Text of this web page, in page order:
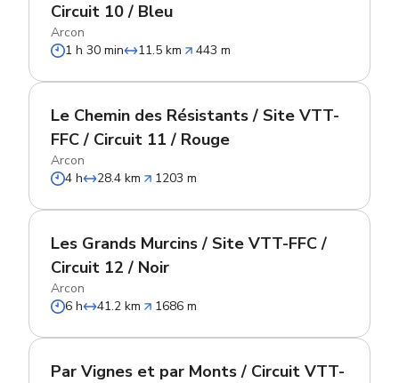
Circuit 10 / Bleu
Arcon
1 h 30 min
11.5 km 443 m
Le Chemin des Résistants / Site VTT-
FFC / Circuit 11 / Rouge
Arcon
4 h
28.4 km 1203 m
Les Grands Murcins / Site VTT-FFC /
Circuit 12 / Noir
Arcon
6 h
41.2 km 1686 m
Par Vignes et par Monts / Circuit VTT-